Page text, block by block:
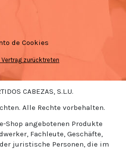
de Cookies
Vertrag zurücktreten
CABEZAS, S.L.U.
Alle Rechte vorbehalten.
Shop angebotenen Produkte
Fachleute, Geschäfte,
juristische Personen, die im